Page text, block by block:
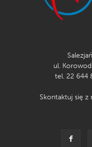
ul.
tel. 22 644
Skontaktuj się z